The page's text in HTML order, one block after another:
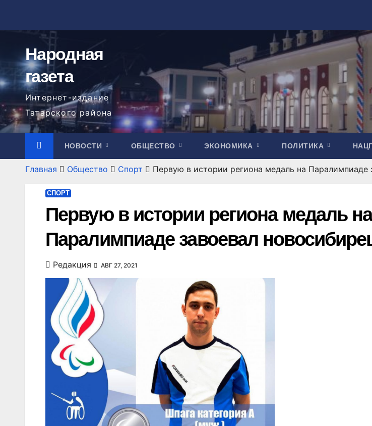
содержимому
Народная
газета
Интернет-издание
Татарского района
НОВОСТИ ОБЩЕСТВО ЭКОНОМИКА ПОЛИТИКА
Главная Общество Спорт Первую в истории региона медаль на Паралимпиаде
СПОРТ
Первую в истории региона медаль на
Паралимпиаде завоевал
Редакция АВГ 27, 2021